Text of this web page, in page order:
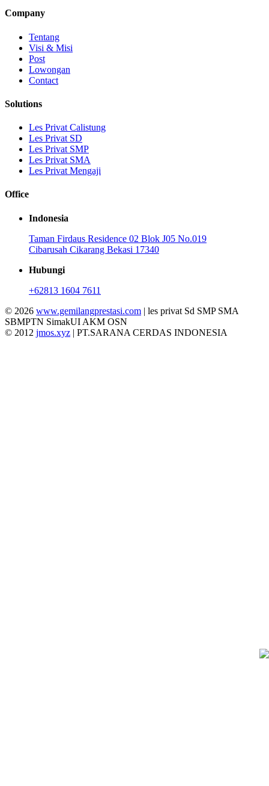
Company
Tentang
Visi & Misi
Post
Lowongan
Contact
Solutions
Les Privat Calistung
Les Privat SD
Les Privat SMP
Les Privat SMA
Les Privat Mengaji
Office
Indonesia
Taman Firdaus Residence 02 Blok J05 No.019
Cibarusah Cikarang Bekasi 17340
Hubungi
+62813 1604 7611
© 2026 www.gemilangprestasi.com | les privat Sd SMP SMA
SBMPTN SimakUI AKM OSN
© 2012 jmos.xyz | PT.SARANA CERDAS INDONESIA